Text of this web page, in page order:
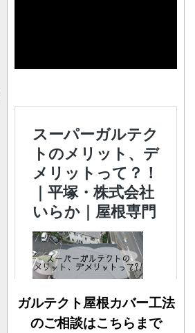
ガルテクト屋根カバー工法
のご相談はこちらまで